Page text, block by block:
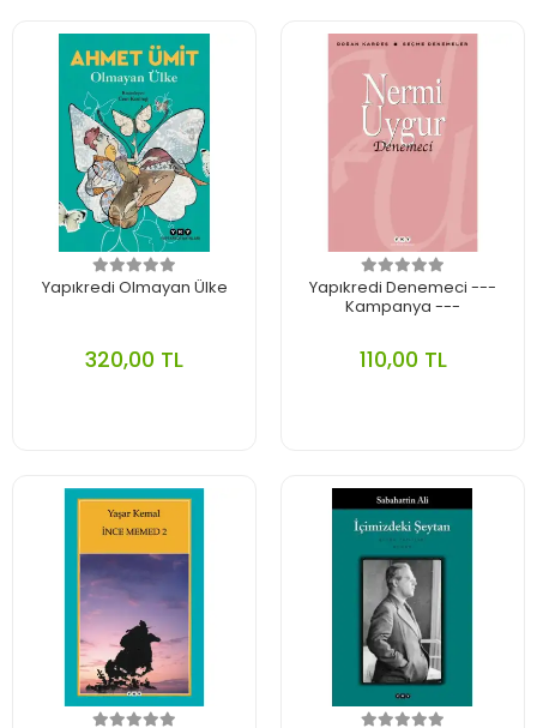
Yapıkredi Olmayan Ülke
320,00 TL
Yapıkredi Denemeci ---
Kampanya ---
110,00 TL